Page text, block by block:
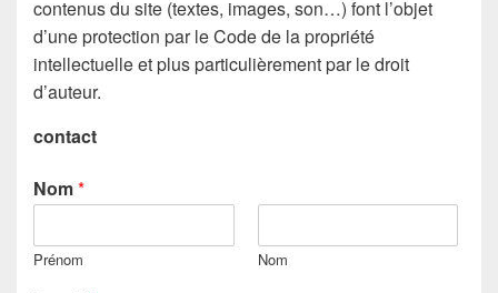
contenus du site (textes, images, son…) font l’objet
d’une protection par le Code de la propriété
intellectuelle et plus particulièrement par le droit
d’auteur.
contact
Nom*
Prénom Nom